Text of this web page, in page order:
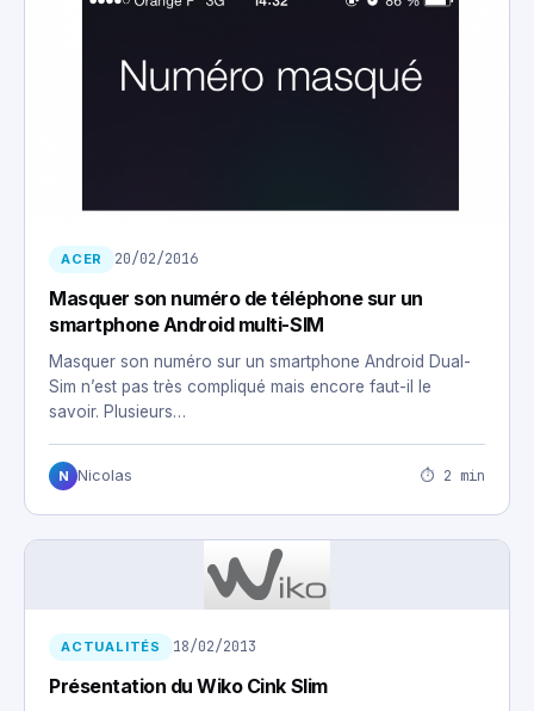
ACER 20/02/2016
Masquer son numéro de téléphone sur un
smartphone Android multi-SIM
Masquer son numéro sur un smartphone Android Dual-
Sim n’est pas très compliqué mais encore faut-il le
savoir. Plusieurs…
N Nicolas ⏱ 2 min
ACTUALITÉS 18/02/2013
Présentation du Wiko Cink Slim